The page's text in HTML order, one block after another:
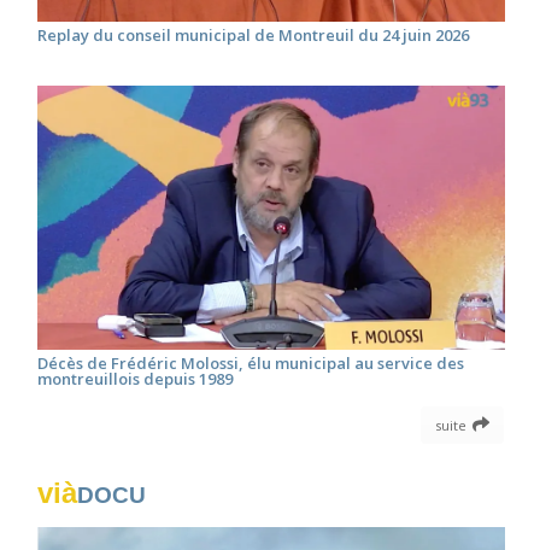
Replay du conseil municipal de Montreuil du 24 juin 2026
Décès de Frédéric Molossi, élu municipal au service des
montreuillois depuis 1989
suite
viàDOCU